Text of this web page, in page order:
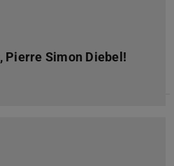
Simon Diebel!